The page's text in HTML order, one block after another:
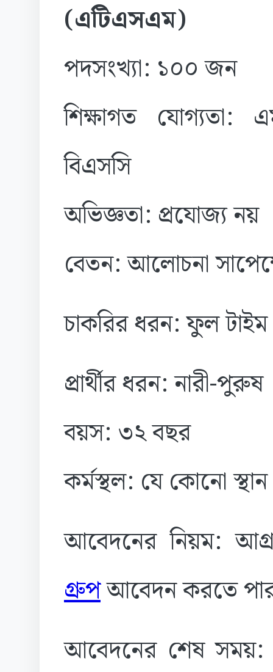
(এটিএসএম)
পদসংখ্যা: ১০০ জন
শিক্ষাগত যোগ্যতা:
বিএসসি
অভিজ্ঞতা: প্রযোজ্য নয়
বেতন: আলোচনা
চাকরির ধরন: ফুল টাইম
প্রার্থীর ধরন: নারী-পুরুষ
বয়স: ৩২ বছর
কর্মস্থল: যে কোনো স্থান
আবেদনের নিয়ম:
গ্রুপআবেদন করতে
আবেদনের শেষ সময়: